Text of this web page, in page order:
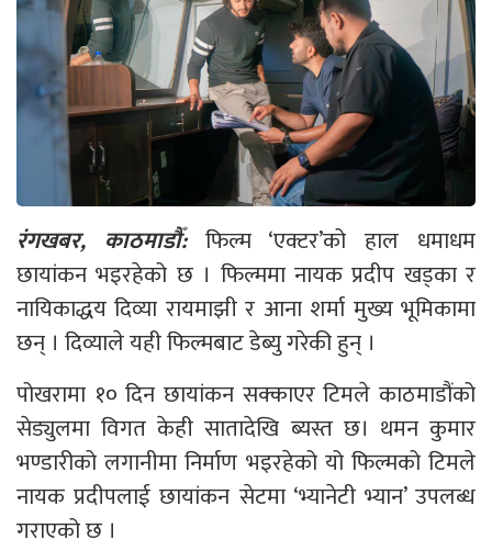
रंगखबर, काठमाडौँ:फिल्म ‘एक्टर’को हाल धमाधम
छायांकन भइरहेको छ । फिल्ममा नायक प्रदीप खड्का र
नायिकाद्धय दिव्या रायमाझी र आना शर्मा मुख्य भूमिकामा
छन् । दिव्याले यही फिल्मबाट डेब्यु गरेकी हुन् ।
पोखरामा १० दिन छायांकन सक्काएर टिमले काठमाडौंको
सेड्युलमा विगत केही सातादेखि ब्यस्त छ। थमन कुमार
भण्डारीको लगानीमा निर्माण भइरहेको यो फिल्मको टिमले
नायक प्रदीपलाई छायांकन सेटमा ‘भ्यानेटी भ्यान’ उपलब्ध
गराएको छ ।